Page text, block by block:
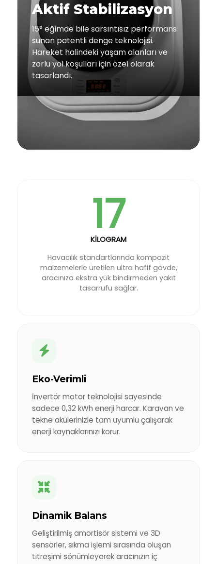
Aktif Stabilizasyon
15° eğimde bile sarsıntısız performans
sunan patentli denge teknolojisi.
Hareket halindeki yaşam alanları ve
zorlu yol koşulları için özel olarak
tasarlandı.
17
KİLOGRAM
Havacılık standartlarında kompozit
malzemelerle üretilen ultra hafif gövde,
aracınıza ekstra yük bindirmeden yakıt
tasarrufu sağlar.
Eko-Verimli
İnvertör motor teknolojisi sayesinde
sadece 0,32 kWh enerji harcar. Karavan ve
tekne akülerinizle tam uyumlu çalışarak
enerji kaynaklarınızı korur.
Dinamik Balans
Geliştirilmiş amortisör sistemi ve 3D
sensörler, sıkma işlemi sırasında oluşan
titreşimi sönümleyerek aracınızın iç